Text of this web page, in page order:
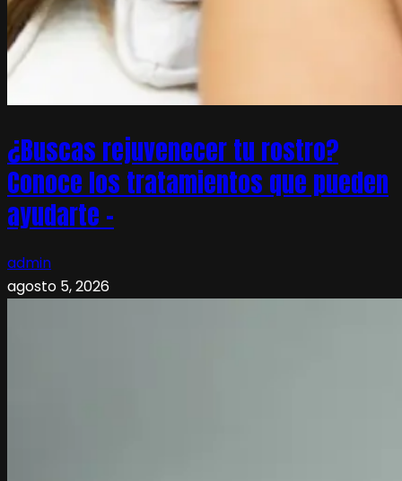
¿Buscas rejuvenecer tu rostro?
Conoce los tratamientos que pueden
ayudarte –
admin
agosto 5, 2026